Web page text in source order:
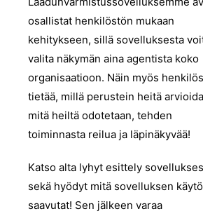
osallistat henkilöstön mukaan
kehitykseen, sillä sovelluksesta
valita näkymän aina agentista koko
organisaatioon. Näin myös
tietää, millä perustein heitä
mitä heiltä odotetaan, tehden
toiminnasta reilua ja läpinäkyvää!
Katso alta lyhyt esittely
sekä hyödyt mitä sovelluksen
saavutat! Sen jälkeen varaa